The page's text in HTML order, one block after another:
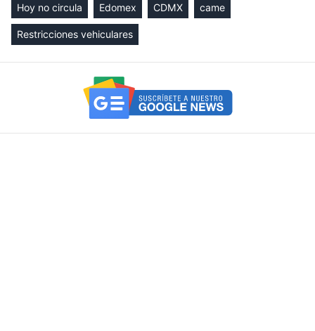
Hoy no circula Edomex CDMX came
Restricciones vehiculares